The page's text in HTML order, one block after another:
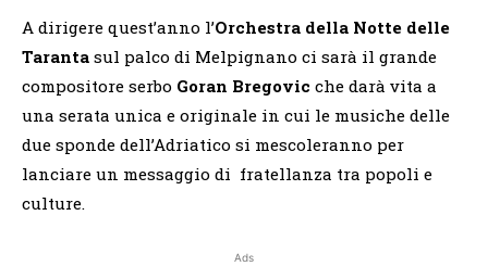
A dirigere quest’anno l’Orchestra della Notte delle
Taranta sul palco di Melpignano ci sarà il grande
compositore serbo Goran Bregovic che darà vita a
una serata unica e originale in cui le musiche delle
due sponde dell’Adriatico si mescoleranno per
lanciare un messaggio di fratellanza tra popoli e
culture.
Ads